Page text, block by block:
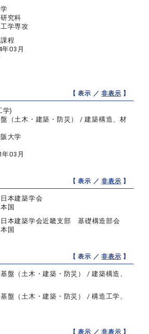
究科
学専攻
程
年03月
【 表示 ／非表示 】
学)
（土木・建築・防災） / 建築構造、材
大学
年03月
【 表示 ／非表示 】
日本建築学会
国
日本建築学会近畿支部 基礎構造部会
国
【 表示 ／非表示 】
盤（土木・建築・防災） / 建築構造、
盤（土木・建築・防災） / 構造工学、
【 表示 ／非表示 】